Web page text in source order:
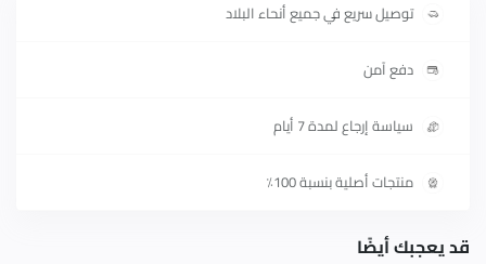
توصيل سريع في جميع أنحاء البلاد
دفع آمن
سياسة إرجاع لمدة 7 أيام
منتجات أصلية بنسبة 100٪
قد يعجبك أيضًا